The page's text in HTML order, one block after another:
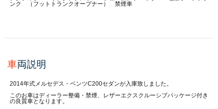
ンク （フットトランクオープナー） 禁煙車
車両説明
2014年式メルセデス・ベンツC200セダンが入庫致しました。
このお車はディーラー整備・禁煙、レザーエクスクルーシブパッケージ付き
の良質車となります。